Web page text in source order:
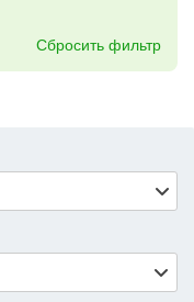
Сбросить фильтр